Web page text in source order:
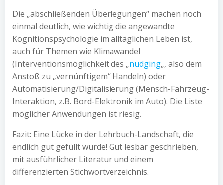
Die „abschließenden Überlegungen“ machen noch
einmal deutlich, wie wichtig die angewandte
Kognitionspsychologie im alltäglichen Leben ist,
auch für Themen wie Klimawandel
(Interventionsmöglichkeit des „nudging„, also dem
Anstoß zu „vernünftigem“ Handeln) oder
Automatisierung/Digitalisierung (Mensch-Fahrzeug-
Interaktion, z.B. Bord-Elektronik im Auto). Die Liste
möglicher Anwendungen ist riesig.
Fazit: Eine Lücke in der Lehrbuch-Landschaft, die
endlich gut gefüllt wurde! Gut lesbar geschrieben,
mit ausführlicher Literatur und einem
differenzierten Stichwortverzeichnis.